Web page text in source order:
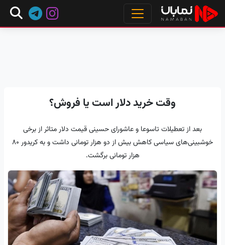
وقت خرید دلار است یا فروش؟
بعد از تعطیلات تاسوعا و عاشورای حسینی قیمت دلار متاثر از برخی
خوشبینی‌های سیاسی کاهش بیش از دو هزار تومانی داشت و به کریدور ۸۰
هزار تومانی برگشت.